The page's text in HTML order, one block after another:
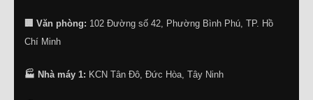
🏢 Văn phòng: 102 Đường số 42, Phường Bình Phú, TP. Hồ
Chí Minh
🏭 Nhà máy 1: KCN Tân Đô, Đức Hòa, Tây Ninh